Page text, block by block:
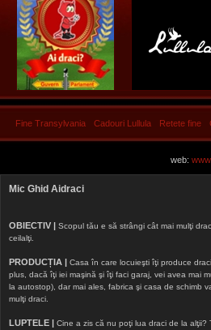
Fine Transylvania Cadouri Lullula Retete fine
web:
Mic Ghid Aidraci
OBIECTIV | Scopul tău e să strângi cât mai mulţi
ceilalţi.
PRODUCȚIA | Casa în care locuieşti îţi produce
plus, dacă îţi iei maşină şi îţi faci garaj, vei avea mai
la autostop), dar mai ales, fabrica şi casa de schimb
mulţi draci.
LUPTELE | Cine a zis că nu poţi lua draci de la